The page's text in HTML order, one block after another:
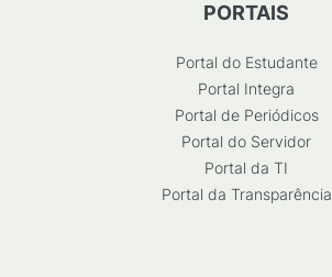
PORTAIS
Portal do Estudante
Portal Integra
Portal de Periódicos
Portal do Servidor
Portal da TI
Portal da Transparência